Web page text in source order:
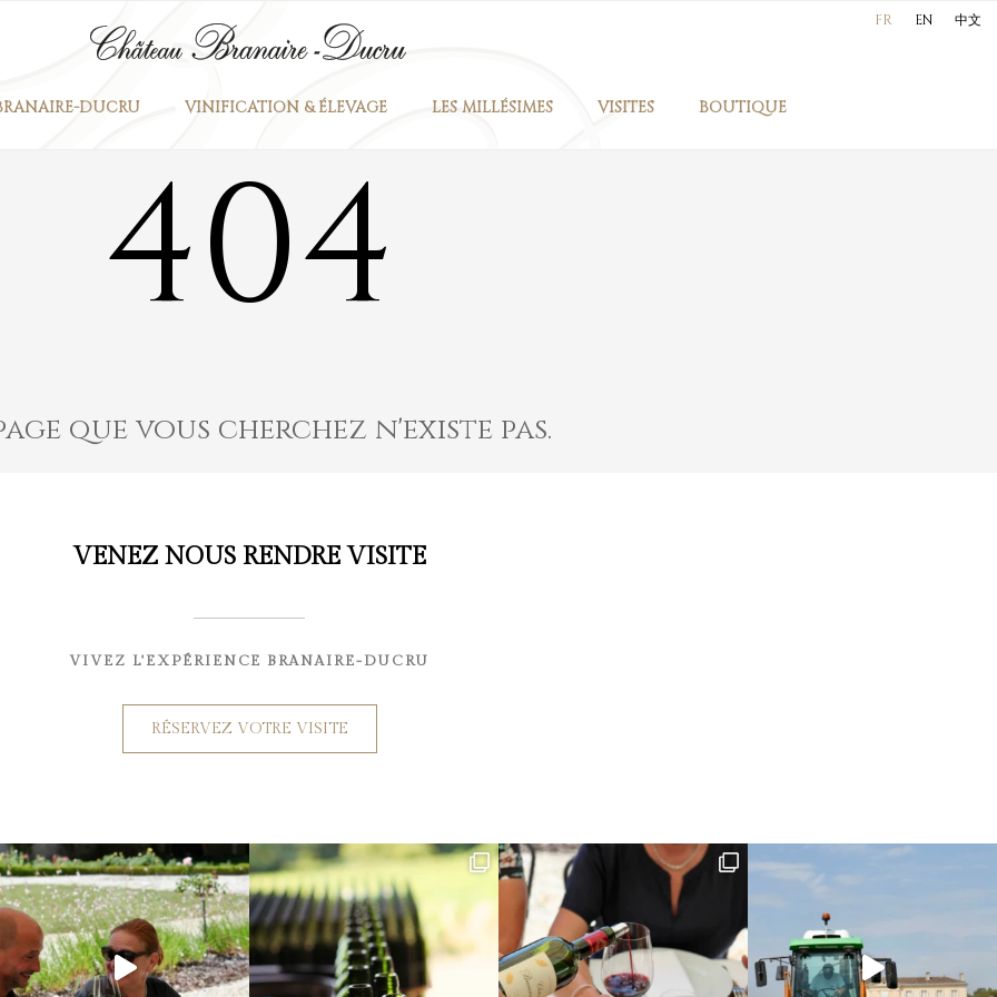
FR EN 中文
DUCRU VINIFICATION & ÉLEVAGE LES MILLÉSIMES VISITES BOUTIQUE
404
que vous cherchez n'existe pas.
VENEZ NOUS RENDRE VISITE
VIVEZ L'EXPÉRIENCE BRANAIRE-DUCRU
RÉSERVEZ VOTRE VISITE